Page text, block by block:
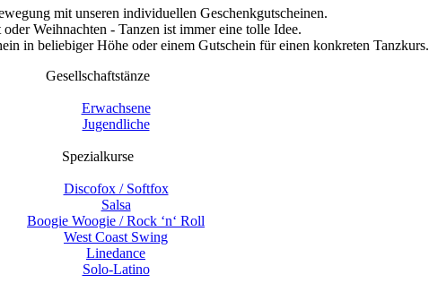
mit unseren individuellen Geschenkgutscheinen.
Weihnachten - Tanzen ist immer eine tolle Idee.
in beliebiger Höhe oder einem Gutschein für einen konkreten Tanzkurs.
Gesellschaftstänze
Erwachsene
Jugendliche
Spezialkurse
Discofox / Softfox
Salsa
Boogie Woogie / Rock ‘n‘ Roll
West Coast Swing
Linedance
Solo-Latino